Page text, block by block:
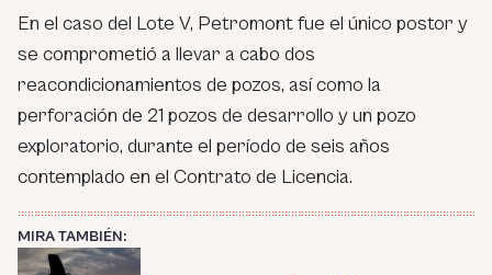
En el caso del Lote V, Petromont fue el único postor y
se comprometió a llevar a cabo dos
reacondicionamientos de pozos, así como la
perforación de 21 pozos de desarrollo y un pozo
exploratorio, durante el período de seis años
contemplado en el Contrato de Licencia.
MIRA TAMBIÉN: